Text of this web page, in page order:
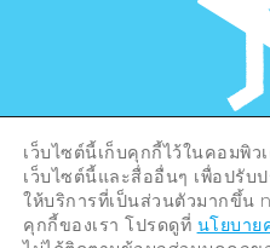
©Hiroshima
Hiroshima
All
เว็บไซต์นี้เก็บคุกกี้ไว้ในคอมพิ
เว็บไซต์นี้และสื่ออื่นๆ เพื่อปรับ
ให้บริการที่เป็นส่วนตัวมากขึ้น
คุกกี้ของเรา โปรดดูที่ นโยบาย